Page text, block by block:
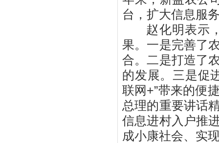
台，扩大信息服
赵化明表示，
果。一是完善了
合。二是打造了
的发展。三是促
联网+”带来的便
总理的重要讲话
信息进村入户推
成小康社会、实